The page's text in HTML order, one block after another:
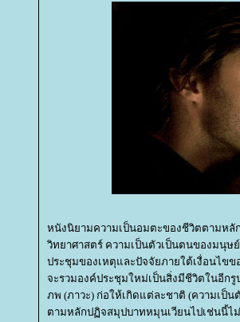
หนังนิยามความเป็นอมตะของชีวิตตามหลั
วิทยาศาสตร์ ความเป็นตัวเป็นตนของมนุษ
ประชุมของเหตุและปัจจัยภายใต้เงื่อนไข
จะรวมองค์ประชุมใหม่เป็นสิ่งมีชีวิตในอีกรู
ภพ (ภาวะ) ก่อให้เกิดแต่ละชาติ (ความเป็
ตามหลักปฏิจสมุปบาทหมุนเวียนไปเช่นนี้ไ